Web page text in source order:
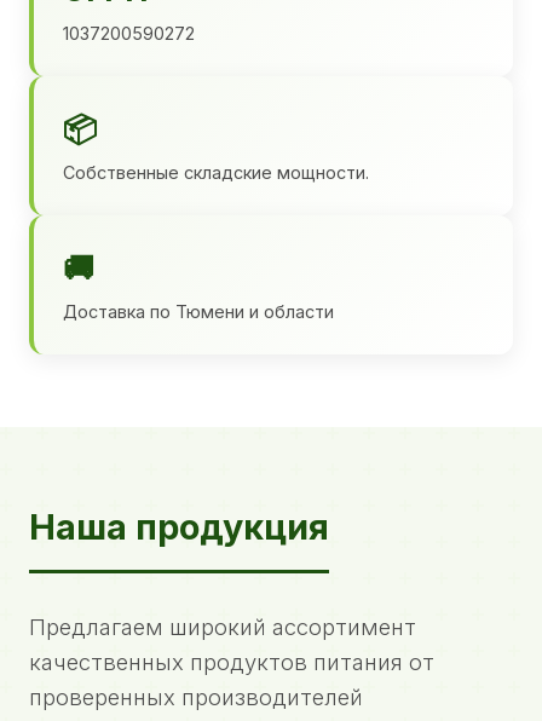
1037200590272
📦
Собственные складские мощности.
🚚
Доставка по Тюмени и области
Наша продукция
Предлагаем широкий ассортимент
качественных продуктов питания от
проверенных производителей